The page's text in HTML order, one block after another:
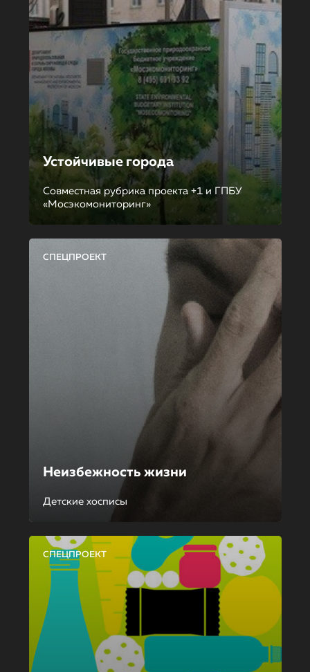
Устойчивые города
Совместная рубрика проекта +1 и ГПБУ
«Мосэкомониторинг»
СПЕЦПРОЕКТ
Неизбежность жизни
Детские хосписы
СПЕЦПРОЕКТ